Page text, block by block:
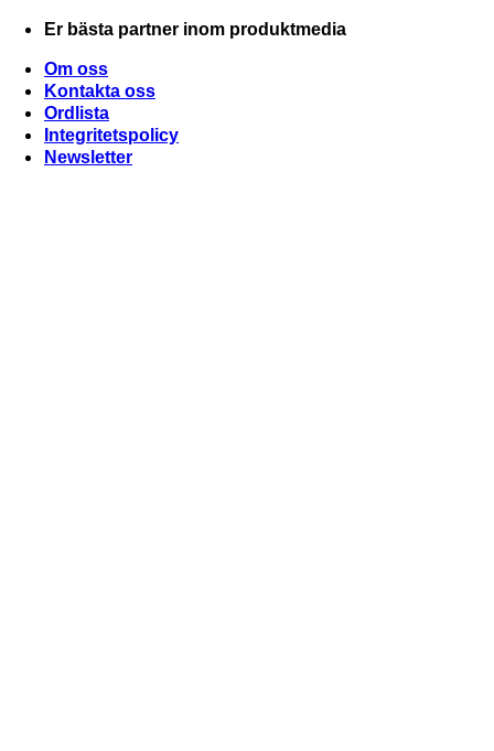
Skip
content
Er bästa partner inom produktmedia
Om oss
Kontakta oss
Ordlista
Integritetspolicy
Newsletter